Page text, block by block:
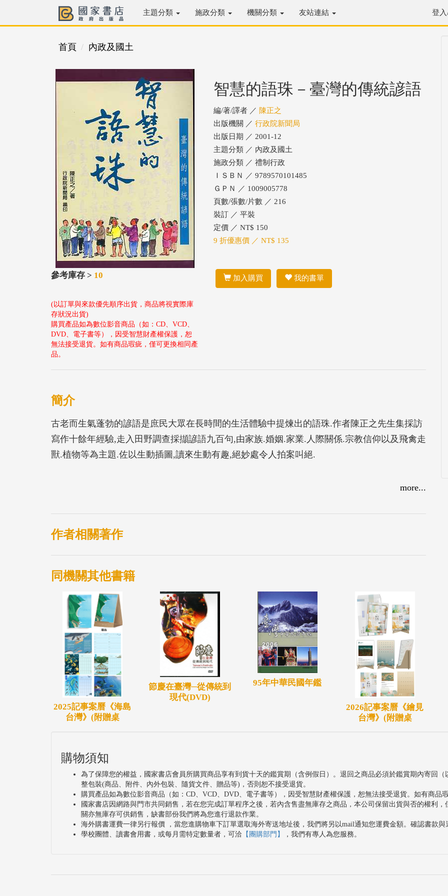
主題分類 施政分類 機關分類 友站連結 登
首頁 內政及國土
參考庫存 > 10
(以訂單與來款優先順序出貨，商品將視實際庫
存狀況出貨)
購買產品如為數位影音商品（如：CD、VCD、
DVD、電子書等），因受智慧財產權保護，恕
無法接受退貨。如有商品瑕疵，僅可更換相同產
品。
智慧的語珠－臺灣的傳統諺語
編/著/譯者 ／ 陳正之
出版機關 ／ 行政院新聞局
出版日期 ／ 2001-12
主題分類 ／ 內政及國土
施政分類 ／ 禮制行政
ＩＳＢＮ ／ 9789570101485
ＧＰＮ ／ 1009005778
頁數/張數/片數 ／ 216
裝訂 ／ 平裝
定價 ／ NT$ 150
9 折優惠價 ／ NT$ 135
加入購買 我的書單
簡介
古老而生氣蓬勃的諺語是庶民大眾在長時間的生活體驗中提煉出的語珠.作者陳正之先生集採訪
寫作十餘年經驗,走入田野調查採擷諺語九百句,由家族.婚姻.家業.人際關係.宗教信仰以及飛禽走
獸.植物等為主題.佐以生動插圖,讀來生動有趣,絕妙處令人拍案叫絕.
more...
作者相關著作
同機關其他書籍
2025記事案曆《海島
台灣》(附贈桌
節慶在臺灣─從傳統到
現代(DVD)
95年中華民國年鑑
2026記事案曆《繪見
台灣》(附贈桌
購物須知
為了保障您的權益，國家書店會員所購買商品享有到貨十天的鑑賞期（含例假日）。退回之商品必須於鑑賞期內寄回
整包裝(商品、附件、內外包裝、隨貨文件、贈品等)，否則恕不接受退貨。
購買產品如為數位影音商品（如：CD、VCD、DVD、電子書等），因受智慧財產權保護，恕無法接受退貨。如有商品
國家書店因網路與門市共同銷售，若在您完成訂單程序之後，若內含售盡無庫存之商品，本公司保留出貨與否的權利
關亦無庫存可供銷售，缺書部份我們將為您進行退款作業。
海外購書運費一律另行報價 ，當您進購物車下訂單選取海外寄送地址後，我們將另以mail通知您運費金額。確認書款
學校團體、讀書會用書，或每月需特定數量者，可洽 【團購部門】 ，我們有專人為您服務。